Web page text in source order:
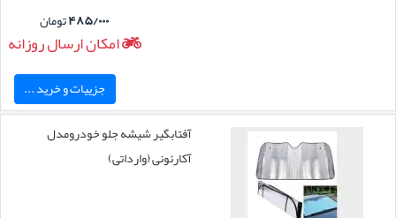
۴۸۵/۰۰۰تومان
امکان ارسال روزانه
جزییات و خرید ...
آفتابگیر شیشه جلو خودرومدل
آکارئونی (وارداتی)